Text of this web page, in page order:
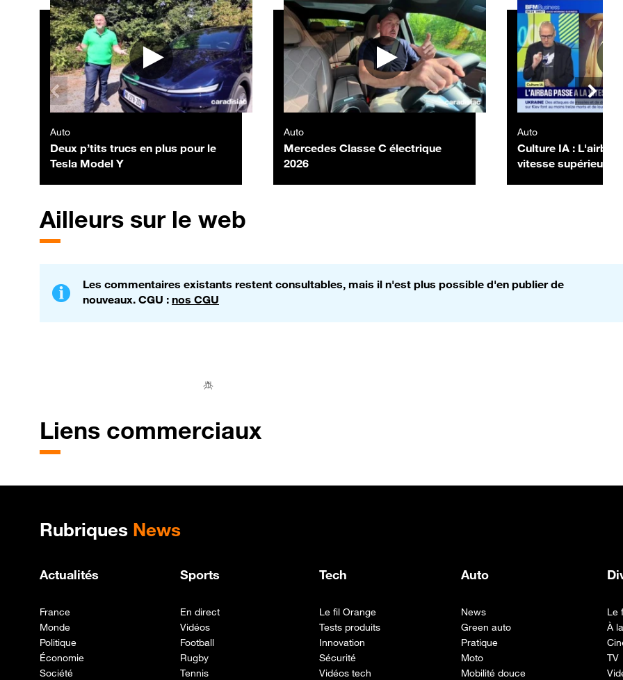
Auto
Deux p’tits trucs en plus pour le
Tesla Model Y
Auto
Mercedes Classe C électrique
2026
Auto
Culture IA : L'airbag
vitesse supérieure,
Ailleurs sur le web
Les commentaires existants restent consultables, mais il n'est plus possible d'en publier de
nouveaux. CGU : nos CGU
Liens commerciaux
Plan de site
Rubriques News
Actualités
France
Monde
Politique
Économie
Société
Sports
En direct
Vidéos
Football
Rugby
Tennis
Tech
Le fil Orange
Tests produits
Innovation
Sécurité
Vidéos tech
Auto
News
Green auto
Pratique
Moto
Mobilité douce
Le
À
TV